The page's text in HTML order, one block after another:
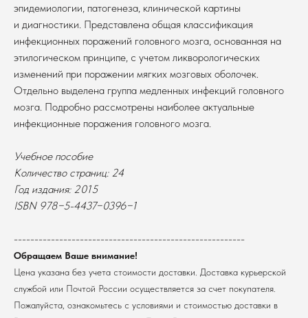
эпидемиологии, патогенеза, клинической картины
и диагностики. Представлена общая классификация
инфекционных поражений головного мозга, основанная на
этилогическом принципе, с учетом ликворологических
изменений при поражении мягких мозговых оболочек.
Отдельно выделена группа медленных инфекций головного
мозга. Подробно рассмотрены наиболее актуальные
инфекционные поражения головного мозга.
Учебное пособие
Количество страниц: 24
Год издания: 2015
ISBN 978−5-4437−0396−1
--------------------------------------------------------
Обращаем Ваше внимание!
Цена указана без учета стоимости доставки. Доставка курьерской
службой или Почтой России осуществляется за счет покупателя.
Пожалуйста, ознакомьтесь с условиями и стоимостью доставки в
Возврат
Мерч НГУ
университет
г. Новосибирск, ул. Пирогова, 3
ИНН 5408106490
КПП 540801001